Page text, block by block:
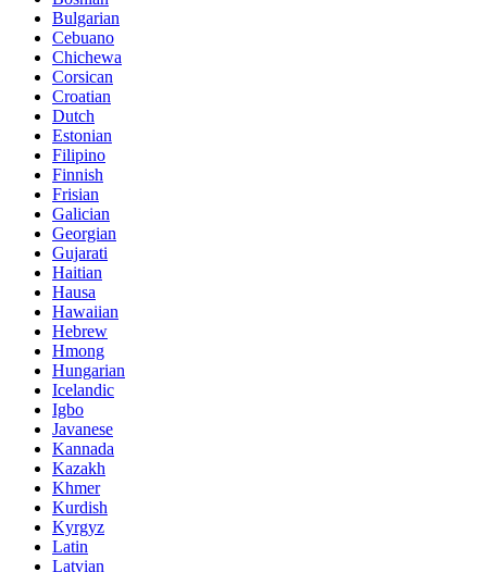
Bulgarian
Cebuano
Chichewa
Corsican
Croatian
Dutch
Estonian
Filipino
Finnish
Frisian
Galician
Georgian
Gujarati
Haitian
Hausa
Hawaiian
Hebrew
Hmong
Hungarian
Icelandic
Igbo
Javanese
Kannada
Kazakh
Khmer
Kurdish
Kyrgyz
Latin
Latvian